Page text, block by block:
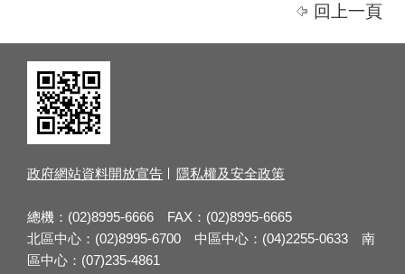
回上一頁
政府網站資料開放宣告 隱私權及安全政策
總機：(02)8995-6666 FAX：(02)8995-6665
北區中心：(02)8995-6700 中區中心：(04)2255-0633 南
區中心：(07)235-4861